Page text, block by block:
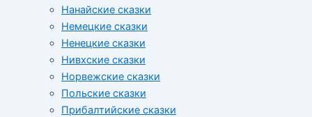
Нанайские сказки
Немецкие сказки
Ненецкие сказки
Нивхские сказки
Норвежские сказки
Польские сказки
Прибалтийские сказки